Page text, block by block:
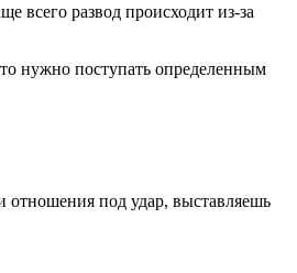
всего развод происходит из-за
нужно поступать определенным
под удар, выставляешь